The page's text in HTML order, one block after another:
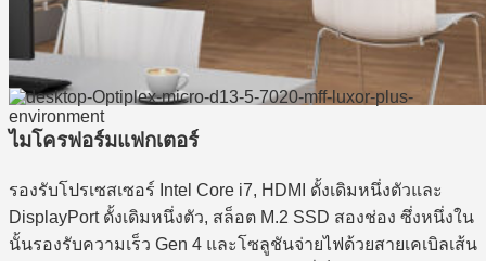
ไมโครฟอร์มแฟกเตอร์
รองรับโปรเซสเซอร์ Intel Core i7, HDMI ดั้งเดิมหนึ่งตัวและ
DisplayPort ดั้งเดิมหนึ่งตัว, สล็อต M.2 SSD สองช่อง ซึ่งหนึ่งใน
นั้นรองรับความเร็ว Gen 4 และโซลูชันจ่ายไฟด้วยสายเคเบิลเส้น